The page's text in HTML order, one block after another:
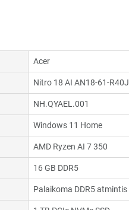
Acer
Nitro 18 AI AN18-61-R40J
NH.QYAEL.001
Windows 11 Home
AMD Ryzen AI 7 350
16 GB DDR5
Palaikoma DDR5 atmintis